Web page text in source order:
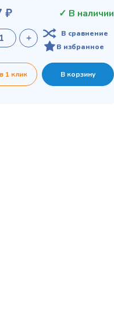
₽
✓ В наличии
В сравнение
В избранное
1 клик В корзину